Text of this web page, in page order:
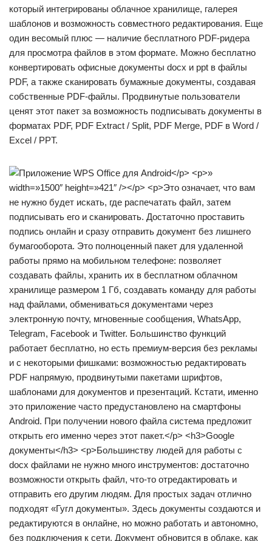
который интегрированы облачное хранилище, галерея
шаблонов и возможность совместного редактирования. Еще
один весомый плюс — наличие бесплатного PDF-ридера
для просмотра файлов в этом формате. Можно бесплатно
конвертировать офисные документы docx и ppt в файлы
PDF, а также сканировать бумажные документы, создавая
собственные PDF-файлы. Продвинутые пользователи
ценят этот пакет за возможность подписывать документы в
форматах PDF, PDF Extract / Split, PDF Merge, PDF в Word /
Excel / PPT.